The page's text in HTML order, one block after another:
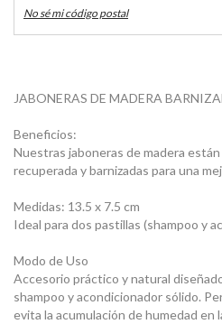
No sé mi código postal
JABONERAS DE MADERA
Beneficios:
Nuestras jaboneras de madera
recuperada y barnizadas para una
Medidas: 13.5 x 7.5 cm
Ideal para dos pastillas (shampoo y
Modo de Uso
Accesorio práctico y natural
shampoo y acondicionador sólido.
evita la acumulación de humedad en